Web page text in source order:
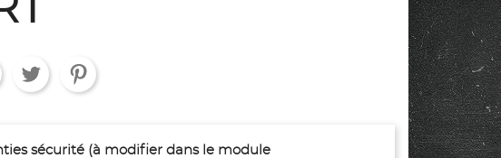
sécurité (à modifier dans le module